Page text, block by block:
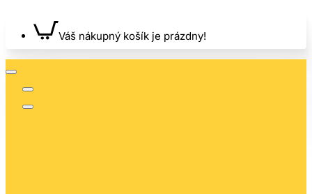
Váš nákupný košík je prázdny!